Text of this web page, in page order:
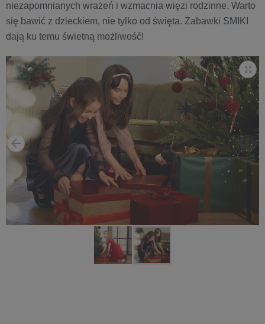
niezapomnianych wrażeń i wzmacnia więzi rodzinne. Warto
się bawić z dzieckiem, nie tylko od święta. Zabawki SMIKI
dają ku temu świetną możliwość!